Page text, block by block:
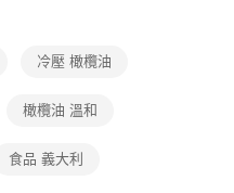
冷壓 橄欖油
橄欖油 溫和
食品 義大利